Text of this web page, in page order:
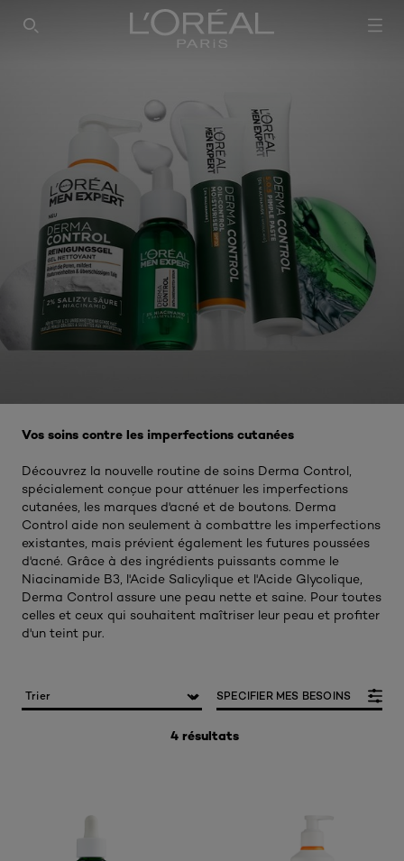
Vos soins contre les imperfections cutanées​
Découvrez la nouvelle routine de soins Derma Control,
spécialement conçue pour atténuer les imperfections
cutanées, les marques d'acné et de boutons. Derma
Control aide non seulement à combattre les imperfections
existantes, mais prévient également les futures poussées
d'acné. Grâce à des ingrédients puissants comme le
Niacinamide B3, l'Acide Salicylique et l'Acide Glycolique,
Derma Control assure une peau nette et saine. Pour toutes
celles et ceux qui souhaitent maîtriser leur peau et profiter
d'un teint pur.
4 résultats
SPECIFIER MES BESOINS